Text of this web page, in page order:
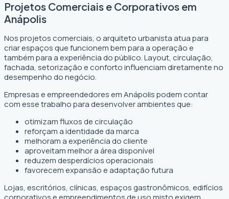
Projetos Comerciais e Corporativos em
Anápolis
Nos projetos comerciais, o arquiteto urbanista atua para
criar espaços que funcionem bem para a operação e
também para a experiência do público. Layout, circulação,
fachada, setorização e conforto influenciam diretamente no
desempenho do negócio.
Empresas e empreendedores em Anápolis podem contar
com esse trabalho para desenvolver ambientes que:
otimizam fluxos de circulação
reforçam a identidade da marca
melhoram a experiência do cliente
aproveitam melhor a área disponível
reduzem desperdícios operacionais
favorecem expansão e adaptação futura
Lojas, escritórios, clínicas, espaços gastronômicos, edifícios